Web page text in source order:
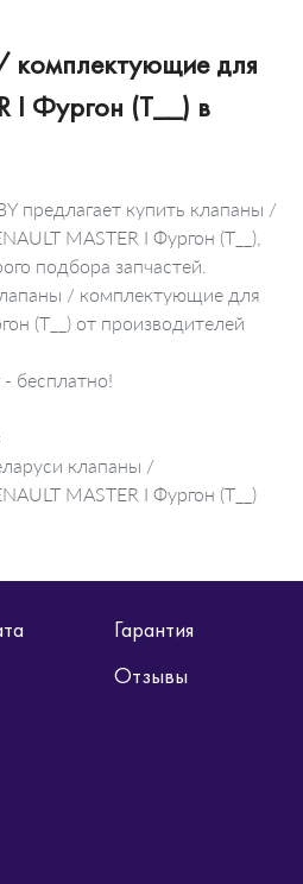
комплектующие для
I Фургон (T__) в
предлагает купить клапаны /
MASTER I Фургон (T__),
подбора запчастей.
/ комплектующие для
(T__) от производителей
бесплатно!
клапаны /
MASTER I Фургон (T__)
Гарантия
Отзывы